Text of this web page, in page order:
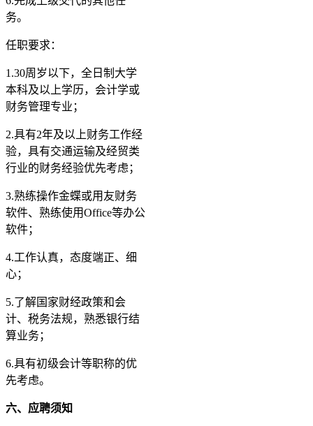
务。
任职要求：
1.30周岁以下，全日制大学
本科及以上学历，会计学或
财务管理专业；
2.具有2年及以上财务工作经
验，具有交通运输及经贸类
行业的财务经验优先考虑；
3.熟练操作金蝶或用友财务
软件、熟练使用Office等办公
软件；
4.工作认真，态度端正、细
心；
5.了解国家财经政策和会
计、税务法规，熟悉银行结
算业务；
6.具有初级会计等职称的优
先考虑。
六、应聘须知